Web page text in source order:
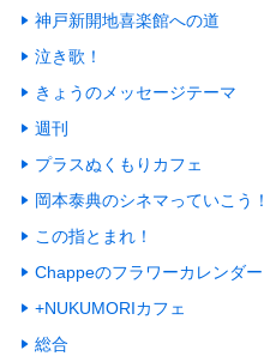
神戸新開地喜楽館への道
泣き歌！
きょうのメッセージテーマ
週刊
プラスぬくもりカフェ
岡本泰典のシネマっていこう！
この指とまれ！
Chappeのフラワーカレンダー
+NUKUMORIカフェ
総合